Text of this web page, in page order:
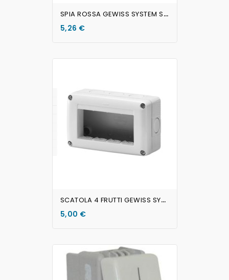
S
PIA ROSSA GEWISS SYSTEM Senza Lampadina
5,26 €
S
CATOLA 4 FRUTTI GEWISS SYSTEM
5,00 €